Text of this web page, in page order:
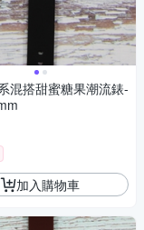
混搭甜蜜糖果潮流錶-
加入購物車